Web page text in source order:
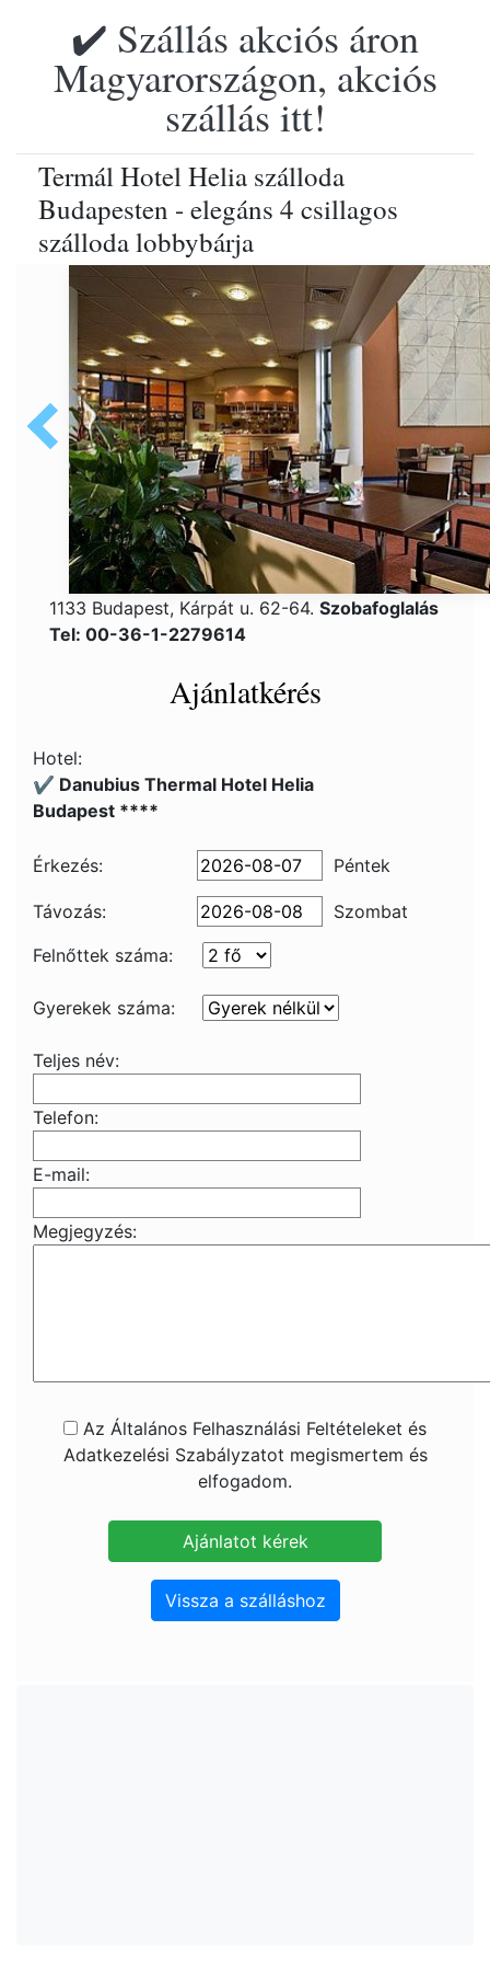
✔️ Szállás akciós áron
Magyarországon, akciós
szállás itt!
Termál Hotel Helia szálloda
Budapesten - elegáns 4 csillagos
szálloda lobbybárja
1133 Budapest, Kárpát u. 62-64. Szobafoglalás
Tel: 00-36-1-2279614
Ajánlatkérés
Hotel:
✔️ Danubius Thermal Hotel Helia
Budapest ****
Érkezés: Péntek
Távozás:
Szombat
Felnőttek száma:
Gyerekek száma:
Teljes név:
Telefon:
E-mail:
Megjegyzés:
Az Általános Felhasználási Feltételeket és
Adatkezelési Szabályzatot megismertem és
elfogadom.
Vissza a szálláshoz